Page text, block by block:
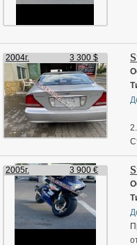
2004г. 3 300 $
2005г.
3 900 €